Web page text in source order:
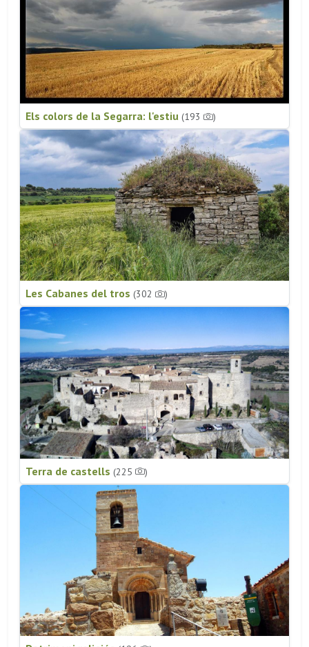
Els colors de la Segarra: l'estiu (193 )
Les Cabanes del tros (302 )
Terra de castells (225 )